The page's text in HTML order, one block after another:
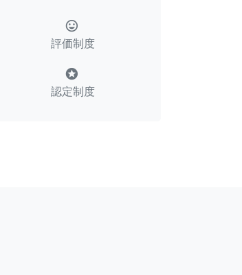
tag_faces
評価制度
stars
認定制度